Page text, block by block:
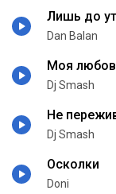
Лишь до
Dan Balan
Моя
Dj Smash
Не
Dj Smash
Осколки
Doni